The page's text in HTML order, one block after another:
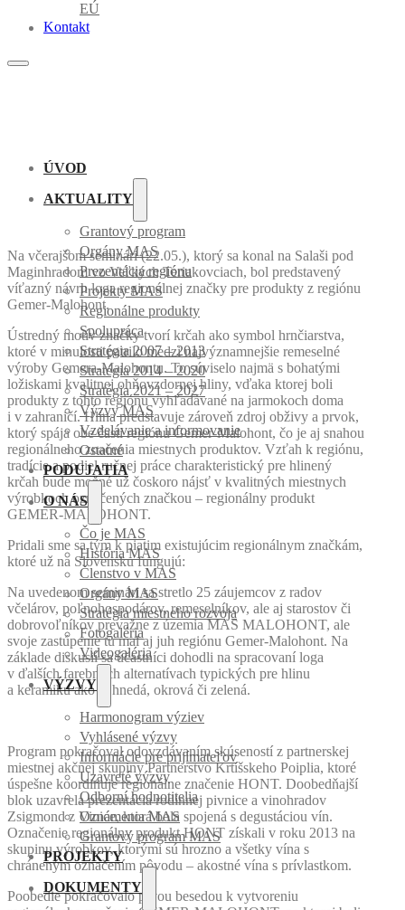
EÚ
Kontakt
ÚVOD
AKTUALITY
Grantový program
Orgány MAS
Prezentácia regiónu
Projekty MAS
Regionálne produkty
Spolupráca
Stratégia 2007 – 2013
Stratégia 2014 – 2020
Stratégia 2021 – 2027
Výzvy MAS
Vzdelávanie a informovanie
Ostatné
PODUJATIA
O NÁS
Čo je MAS
História MAS
Členstvo v MAS
Orgány MAS
Stratégia miestneho rozvoja
Fotogaléria
Videogaléria
VÝZVY
Harmonogram výziev
Vyhlásené výzvy
Informácie pre prijímateľov
Uzavreté výzvy
Odborní hodnotitelia
Oznámenia MAS
Grantový program MAS
PROJEKTY
DOKUMENTY
Na včerajšom seminári (22.05.), ktorý sa konal na Salaši pod
Maginhradom vo Veľkých Teriakovciach, bol predstavený
víťazný návrh loga regionálnej značky pre produkty z regiónu
Gemer-Malohont.
Ústredný motív značky tvorí krčah ako symbol hrnčiarstva,
ktoré v minulosti patrilo medzi najvýznamnejšie remeselné
výroby Gemera-Malohontu. To súviselo najmä s bohatými
ložiskami kvalitnej ohňovzdornej hliny, vďaka ktorej boli
produkty z tohto regiónu vyhľadávané na jarmokoch doma
i v zahraničí. Hlina predstavuje zároveň zdroj obživy a prvok,
ktorý spája obe časti regiónu Gemer-Malohont, čo je aj snahou
regionálneho značenia miestnych produktov. Vzťah k regiónu,
tradície a podiel ručnej práce charakteristický pre hlinený
krčah bude možné už čoskoro nájsť v kvalitných miestnych
výrobkoch označených značkou – regionálny produkt
GEMER-MALOHONT.
Pridali sme sa tým k piatim existujúcim regionálnym značkám,
ktoré už na Slovensku fungujú:
Na uvedenom seminári sa stretlo 25 záujemcov z radov
včelárov, poľnohospodárov, remeselníkov, ale aj starostov či
dobrovoľníkov prevažne z územia MAS MALOHONT, ale
svoje zastúpenie tu mal aj juh regiónu Gemer-Malohont. Na
základe diskusií sa účastníci dohodli na spracovaní loga
v ďalších farebných alternatívach typických pre hlinu
a keramiku ako je hnedá, okrová či zelená.
Program pokračoval odovzdávaním skúseností z partnerskej
miestnej akčnej skupiny Partnerstvo Krtíšskeho Poiplia, ktoré
úspešne koordinuje regionálne značenie HONT. Doobedňajší
blok uzavrela prezentácia rodinnej pivnice a vinohradov
Zsigmond z Vinice, ktorá bola spojená s degustáciou vín.
Označenie regionálny produkt HONT získali v roku 2013 na
skupinu výrobkov, ktorými sú hrozno a všetky vína s
chráneným označením pôvodu – akostné vína s prívlastkom.
Poobedie pokračovalo prvou besedou k vytvoreniu